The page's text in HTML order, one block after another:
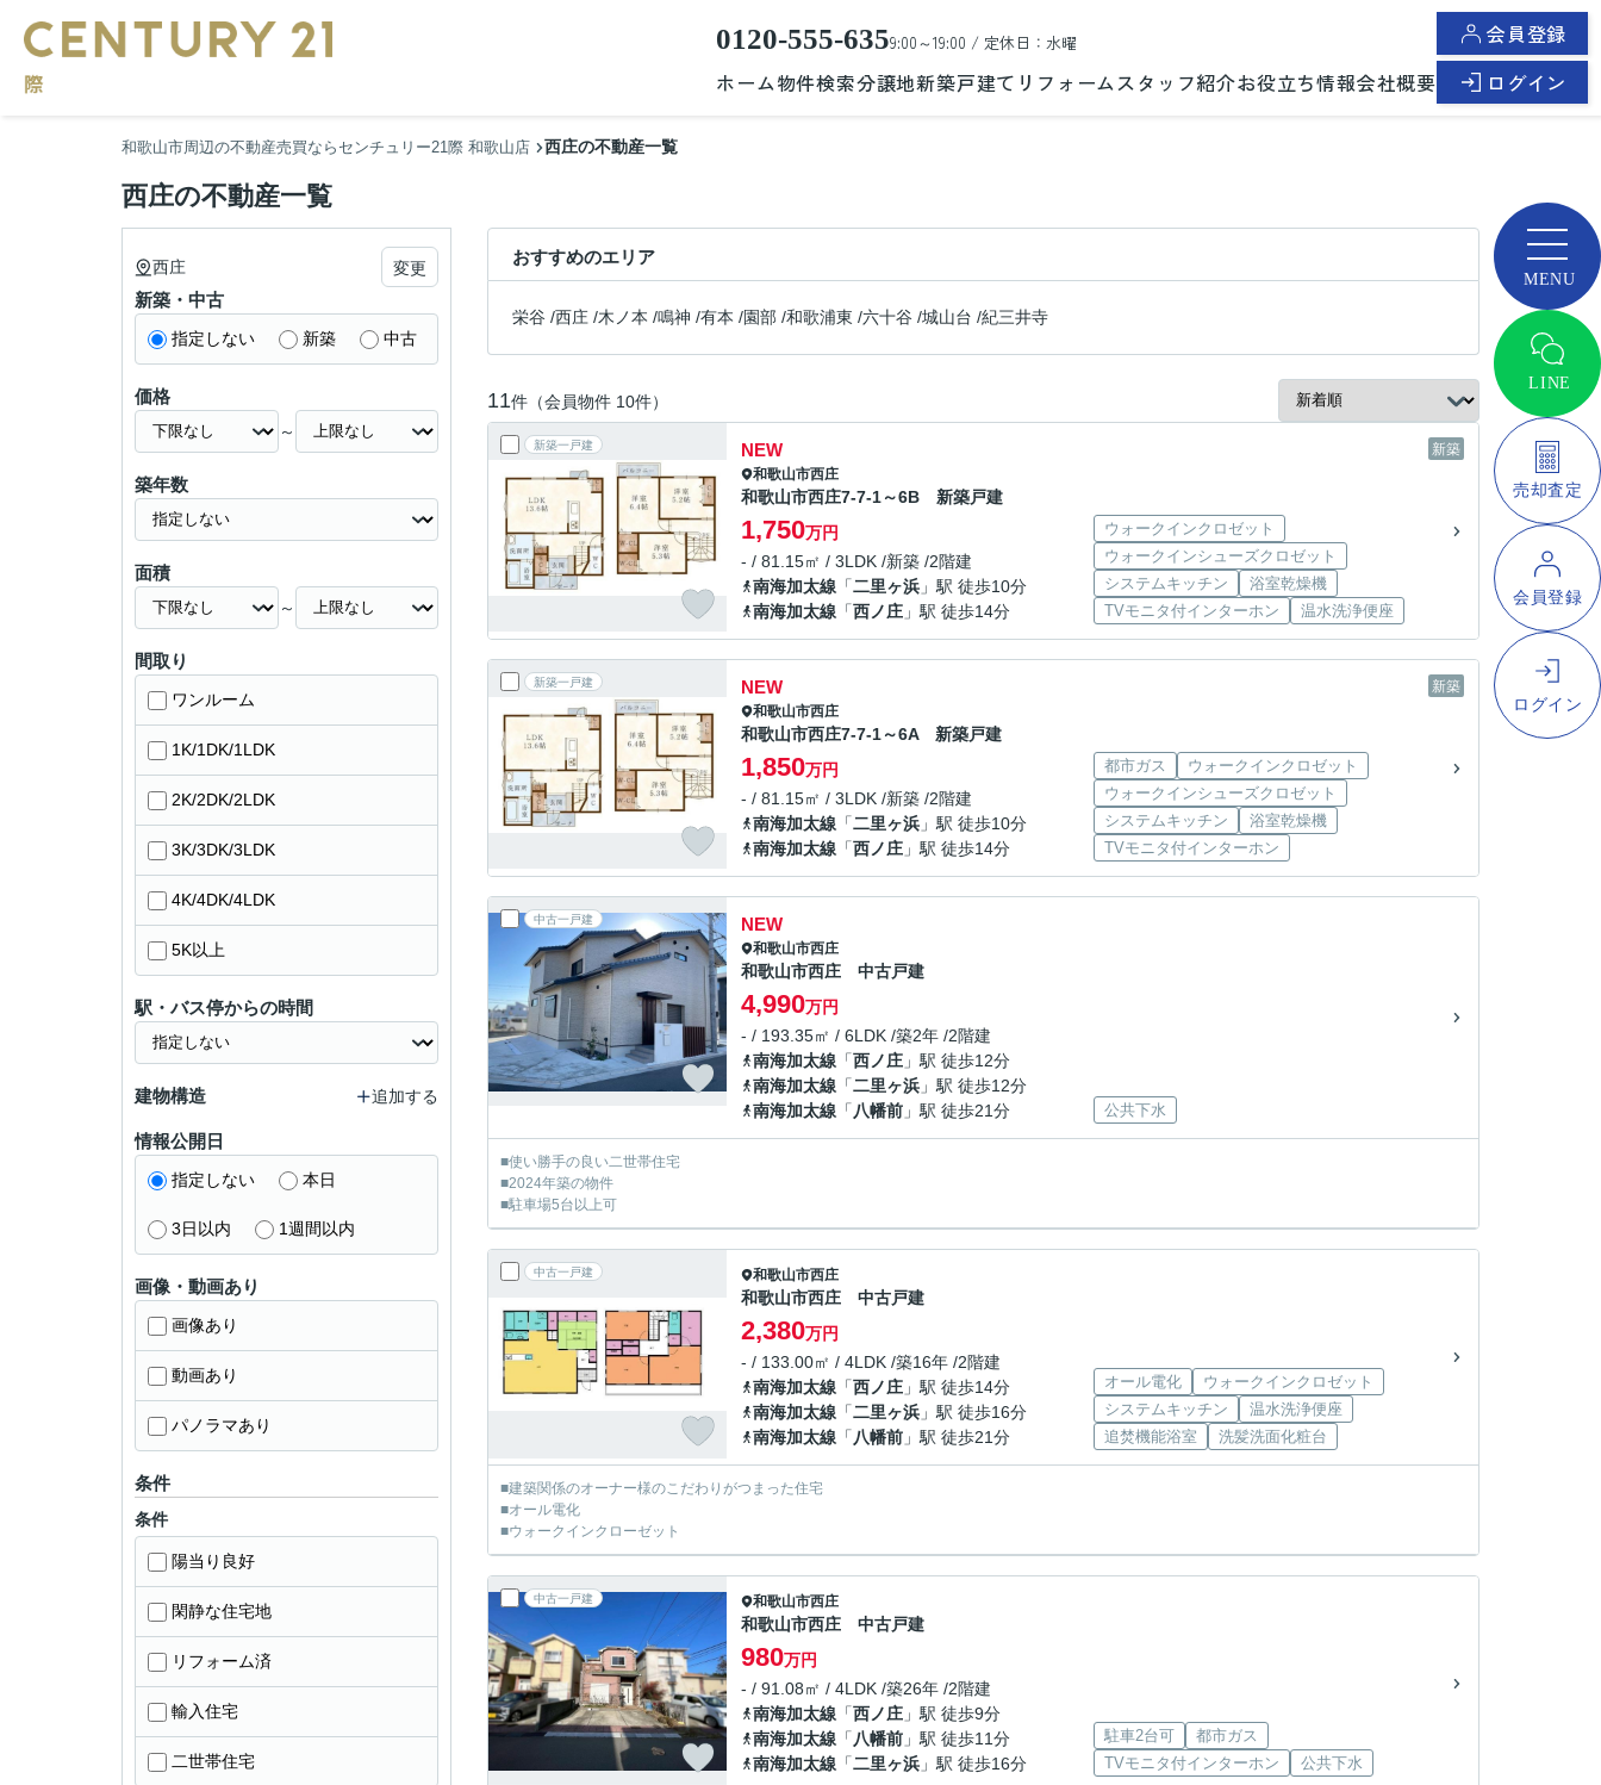
0120-555-6359:00～19:00 / 定休日：水曜
ホーム物件検索分譲地新築戸建て リフォーム スタッフ紹介お役立ち情報会社概要
会員登録
ログイン
和歌山市周辺の不動産売買ならセンチュリー21際 和歌山店 西庄の不動産一覧
西庄の不動産一覧
おすすめのエリア
栄谷 /西庄 /木ノ本 /鳴神 /有本 /園部 /和歌浦東 /六十谷 /城山台 /紀三井寺
11件（会員物件 10件）
新築一戸建 新築
NEW
和歌山市西庄
和歌山市西庄7-7-1～6B 新築戸建
1,750万円
- / 81.15㎡ / 3LDK /新築 /2階建
南海加太線 「二里ヶ浜 」駅 徒歩10分
南海加太線 「西ノ庄 」駅 徒歩14分
ウォークインクロゼット
ウォークインシューズクロゼット
システムキッチン
浴室乾燥機
TVモニタ付インターホン
温水洗浄便座
新築一戸建 新築
NEW
和歌山市西庄
和歌山市西庄7-7-1～6A 新築戸建
1,850万円
- / 81.15㎡ / 3LDK /新築 /2階建
南海加太線 「二里ヶ浜 」駅 徒歩10分
南海加太線 「西ノ庄 」駅 徒歩14分
都市ガス
ウォークインクロゼット
ウォークインシューズクロゼット
システムキッチン
浴室乾燥機
TVモニタ付インターホン
中古一戸建 NEW
和歌山市西庄
和歌山市西庄 中古戸建
4,990万円
- / 193.35㎡ / 6LDK /築2年 /2階建
南海加太線 「西ノ庄 」駅 徒歩12分
南海加太線 「二里ヶ浜 」駅 徒歩12分
南海加太線 「 八幡前 」駅 徒歩21分 公共下水
■使い勝手の良い二世帯住宅
■2024年築の物件
■駐車場5台以上可
中古一戸建 和歌山市西庄
和歌山市西庄 中古戸建
2,380万円
- / 133.00㎡ / 4LDK /築16年 /2階建
南海加太線 「西ノ庄 」駅 徒歩14分
南海加太線 「二里ヶ浜 」駅 徒歩16分
南海加太線 「 八幡前 」駅 徒歩21分
オール電化
ウォークインクロゼット
システムキッチン
温水洗浄便座
追焚機能浴室
洗髪洗面化粧台
■建築関係のオーナー様のこだわりがつまった住宅
■オール電化
■ウォークインクローゼット
中古一戸建 和歌山市西庄
和歌山市西庄 中古戸建
980万円
- / 91.08㎡ / 4LDK /築26年 /2階建
南海加太線 「西ノ庄 」駅 徒歩9分
南海加太線 「 八幡前 」駅 徒歩11分
南海加太線 「二里ヶ浜 」駅 徒歩16分
駐車2台可
都市ガス
TVモニタ付インターホン
公共下水
西庄 変更
新築・中古
指定しない 新築 中古
価格
～
築年数
面積
～
間取り
ワンルーム
1K/1DK/1LDK
2K/2DK/2LDK
3K/3DK/3LDK
4K/4DK/4LDK
5K以上
駅・バス停からの時間
建物構造 追加する
情報公開日
指定しない 本日
3日以内 1週間以内
画像・動画あり
画像あり
動画あり
パノラマあり
条件
条件
陽当り良好
閑静な住宅地
リフォーム済
輸入住宅
二世帯住宅